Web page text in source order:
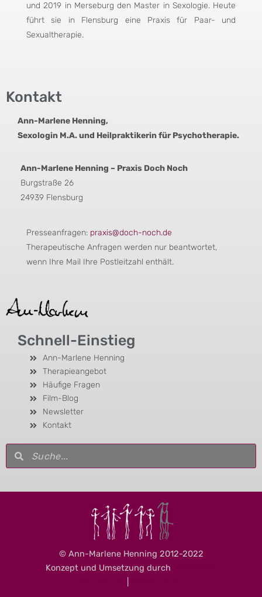
und 2019 in Merseburg den Master in Sexologie. Heute
führt sie in Flensburg eine Praxis für Paar- und
Sexualtherapie.
Kontakt
Ann-Marlene Henning,
Sexologin M.A. und Heilpraktikerin für Psychotherapie.
Ann-Marlene Henning – Praxis Doch Noch
Burgstraße 26
24939 Flensburg
Presseanfragen: praxis@doch-noch.de
Therapeutische Anfragen werden nur beantwortet,
wenn Ihre Mail Ihre Postleitzahl enthält.
Schnell-Einstieg
Ann-Marlene Henning
Therapieangebot
Häufige Fragen
Film-Blog
Newsletter
Kontakt
SucheSuche
© Ann-Marlene Henning 2012-2022
Konzept und Umsetzung durch